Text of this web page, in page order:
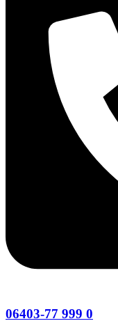
06403-77 999 0